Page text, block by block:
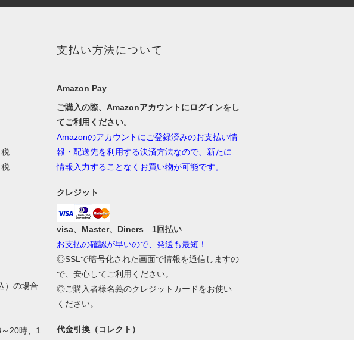
）の場合
20時、1
支払い方法について
Amazon Pay
ご購入の際、Amazonアカウントにログインをし
てご利用ください。
Amazonのアカウントにご登録済みのお支払い情
報・配送先を利用する決済方法なので、新たに
情報入力することなくお買い物が可能です。
クレジット
visa、Master、Diners 1回払い
お支払の確認が早いので、発送も最短！
◎SSLで暗号化された画面で情報を通信しますの
で、安心してご利用ください。
◎ご購入者様名義のクレジットカードをお使い
ください。
代金引換（コレクト）